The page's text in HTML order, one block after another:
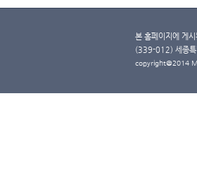
본 홈페이지에 게
(339-012) 세종
copyright@2014